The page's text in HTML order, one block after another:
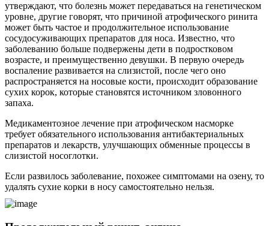
утверждают, что болезнь может передаваться на генетическом
уровне, другие говорят, что причиной атрофического ринита
может быть частое и продолжительное использование
сосудосуживающих препаратов для носа. Известно, что
заболеванию больше подвержены дети в подростковом
возрасте, и преимущественно девушки. В первую очередь
воспаление развивается на слизистой, после чего оно
распространяется на носовые кости, происходит образование
сухих корок, которые становятся источником зловонного
запаха.
Медикаментозное лечение при атрофическом насморке
требует обязательного использования антибактериальных
препаратов и лекарств, улучшающих обменные процессы в
слизистой носоглотки.
Если развилось заболевание, похожее симптомами на озену, то
удалять сухие корки в носу самостоятельно нельзя.